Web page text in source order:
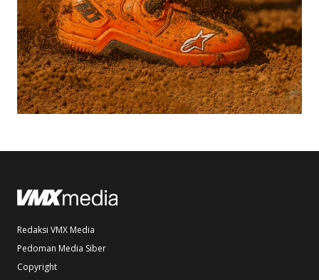
Redaksi VMX Media
Pedoman Media Siber
Copyright